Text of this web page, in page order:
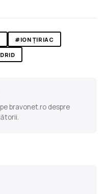
#ION ȚIRIAC
bravonet.ro despre